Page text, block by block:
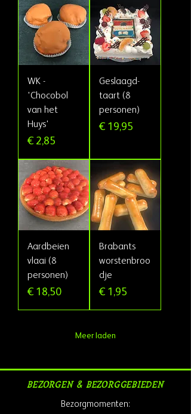
WK -
'Chocobol
van het
Huys'
Prijs
€ 2,85
Geslaagd-
taart (8
personen)
Prijs
€ 19,95
Aardbeien
vlaai (8
personen)
Prijs
€ 18,50
Brabants
worstenbroo
dje
Prijs
€ 1,95
Meer laden
Bezorgen & Bezorggebieden
Bezorgmomenten: